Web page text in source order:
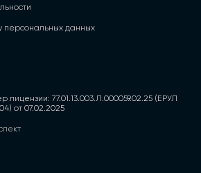
персональных данных
77.01.13.003.Л.000059.02.25 (ЕРУЛ
от 07.02.2025